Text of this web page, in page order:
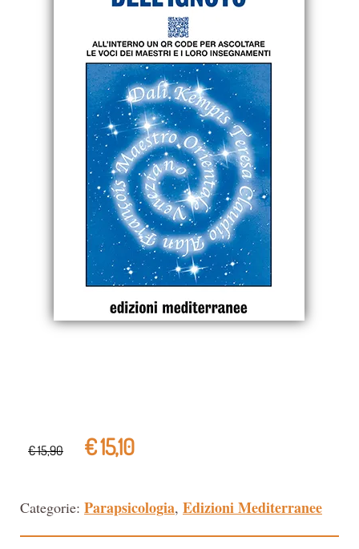
€ 15,90 € 15,10
Categorie: Parapsicologia, Edizioni Mediterranee